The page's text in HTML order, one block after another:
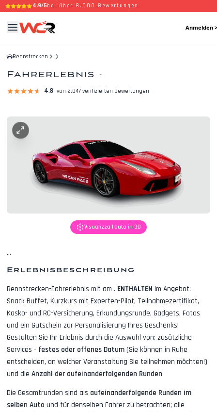
4,9/5bei über 8.000 Bewertungen
Anmelden >
Rennstrecken
Fahrerlebnis -
4.8 von 2.847 verifizierten Bewertungen
Visualizza l'auto in 3D
...
Erlebnisbeschreibung
Rennstrecken-Fahrerlebnis mit am . ENTHALTEN im Angebot:
Snack Buffet, Kurzkurs mit Experten-Pilot, Teilnahmezertifikat,
Kasko- und RC-Versicherung, Erkundungsrunde, Gadgets, Fotos
und ein Gutschein zur Personalisierung Ihres Geschenks!
Gestalten Sie Ihr Erlebnis durch die Auswahl von: zusätzliche
Services - festes oder offenes Datum (Sie können in Ruhe
entscheiden, an welcher Veranstaltung Sie teilnehmen möchten!)
und die Anzahl der aufeinanderfolgenden Runden
Die Gesamtrunden sind als aufeinanderfolgende Runden im
selben Auto und für denselben Fahrer zu betrachten; alle